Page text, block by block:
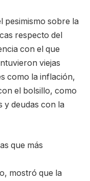
pesimismo sobre la
respecto del
con el que
viejas
como la inflación,
el bolsillo, como
y deudas con la
que más
mostró que la